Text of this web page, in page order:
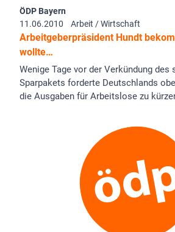
ÖDP Bayern
11.06.2010
Arbeit / Wirtschaft
Arbeitgeberpräsident Hundt
wollte…
Wenige Tage vor der Verkündung des
Sparpakets forderte Deutschlands
die Ausgaben für Arbeitslose zu